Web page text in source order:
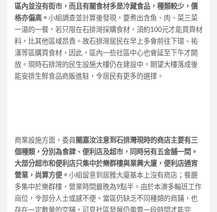
區內並沒有街市，而且有關食材多是冷藏食品，種類較少，價
格亦偏高。 小組調查並計算後發現，要煮出含魚、肉、菜三菜
一湯的一餐，若只限在石排灣採購食材，須約100元才能買齊材
料，比其他區域昂貴。故石排灣居民在早上多會前往下環、祐
漢等區購買食材，因此，區內一些社區中心也會延至下午才開
放。現時石排灣的民生設施大樓仍在建設中，期望大樓落成後
能安排生鮮食品商販進駐，令居民有更多的選擇。
商業設施方面，委員 關嘉汝注意到石排灣現時的商店主要有三
個種類，分別為食肆、便利店及超市，同時另有五金舖一間。
大部分超市和便利店只集中於樂群樓與業興大廈，便利店通宵
營業，尚算方便。 小組留意到居雅大廈基本上沒有商店；餐廳
多集中於樂群樓，營業時間最晚為9點半。由於本澳多輪班工作
崗位，令部分人士或感不便。當區仍缺乏不同種類的商鋪，也
存在一定數量的空舖，可見社區發展仍需要一段時間才能完